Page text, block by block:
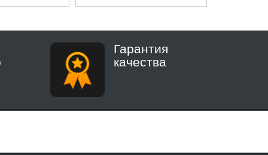
Гарантия
качества